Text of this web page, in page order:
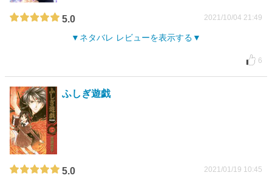
5.0 2021/10/04 21:49
ネタバレ レビューを表示する
6
ふしぎ遊戯
5.0 2021/01/19 10:45